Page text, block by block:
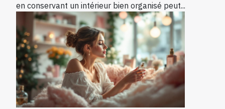
en conservant un intérieur bien organisé peut...